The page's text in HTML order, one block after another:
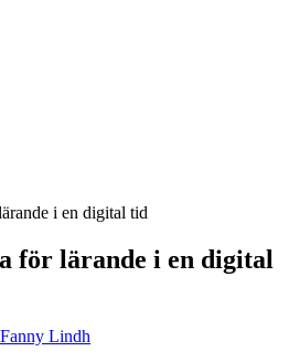
i en digital tid
för lärande i en digital
Fanny Lindh